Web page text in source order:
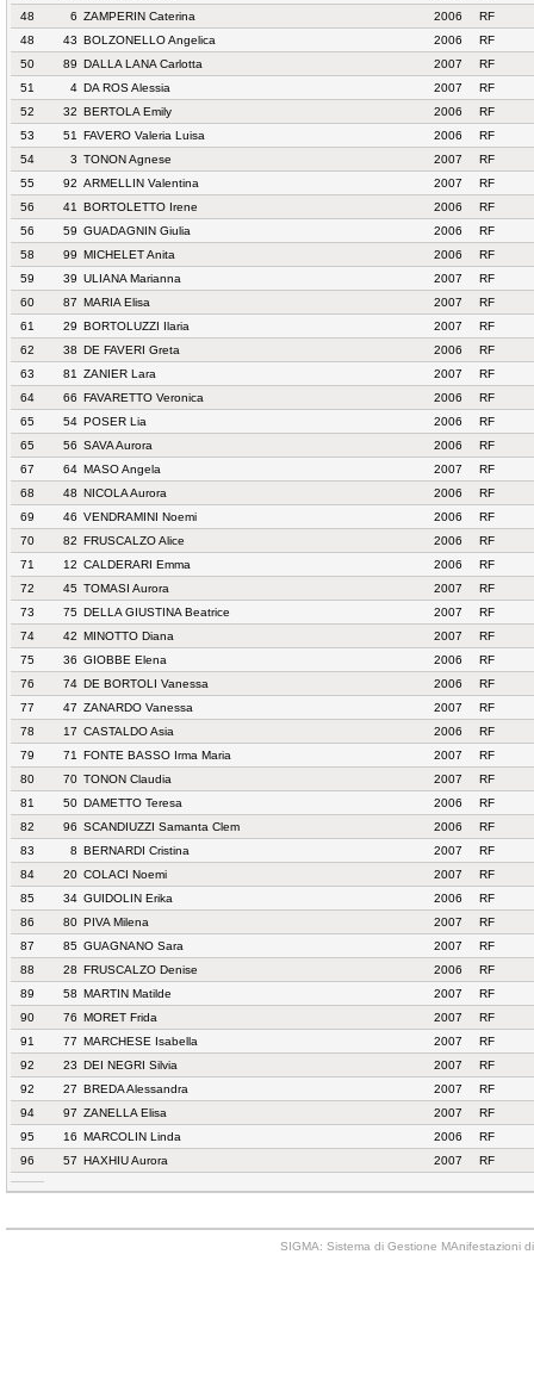
48
6 ZAMPERIN Caterina 2006
RF
48
43 BOLZONELLO Angelica 2006
RF
50
89 DALLA LANA Carlotta 2007
RF
51
4 DA ROS Alessia 2007
RF
52
32 BERTOLA Emily 2006
RF
53
51 FAVERO Valeria Luisa 2006
RF
54
3 TONON Agnese 2007
RF
55
92 ARMELLIN Valentina 2007
RF
56
41 BORTOLETTO Irene 2006
RF
56
59 GUADAGNIN Giulia 2006
RF
58
99 MICHELET Anita 2006
RF
59
39 ULIANA Marianna 2007
RF
60
87 MARIA Elisa 2007
RF
61
29 BORTOLUZZI Ilaria 2007
RF
62
38 DE FAVERI Greta 2006
RF
63
81 ZANIER Lara 2007
RF
64
66 FAVARETTO Veronica 2006
RF
65
54 POSER Lia 2006
RF
65
56 SAVA Aurora 2006
RF
67
64 MASO Angela 2007
RF
68
48 NICOLA Aurora 2006
RF
69
46 VENDRAMINI Noemi 2006
RF
70
82 FRUSCALZO Alice 2006
RF
71
12 CALDERARI Emma 2006
RF
72
45 TOMASI Aurora 2007
RF
73
75 DELLA GIUSTINA Beatrice 2007
RF
74
42 MINOTTO Diana 2007
RF
75
36 GIOBBE Elena 2006
RF
76
74 DE BORTOLI Vanessa 2006
RF
77
47 ZANARDO Vanessa 2007
RF
78
17 CASTALDO Asia 2006
RF
79
71 FONTE BASSO Irma Maria 2007
RF
80
70 TONON Claudia 2007
RF
81
50 DAMETTO Teresa 2006
RF
82
96 SCANDIUZZI Samanta Clem 2006
RF
83
8 BERNARDI Cristina 2007
RF
84
20 COLACI Noemi 2007
RF
85
34 GUIDOLIN Erika 2006
RF
86
80 PIVA Milena 2007
RF
87
85 GUAGNANO Sara 2007
RF
88
28 FRUSCALZO Denise 2006
RF
89
58 MARTIN Matilde 2007
RF
90
76 MORET Frida 2007
RF
91
77 MARCHESE Isabella 2007
RF
92
23 DEI NEGRI Silvia 2007
RF
92
27 BREDA Alessandra 2007
RF
94
97 ZANELLA Elisa 2007
RF
95
16 MARCOLIN Linda 2006
RF
96
57 HAXHIU Aurora 2007 RF
SIGMA: Sistema di Gestione MAnifestazioni